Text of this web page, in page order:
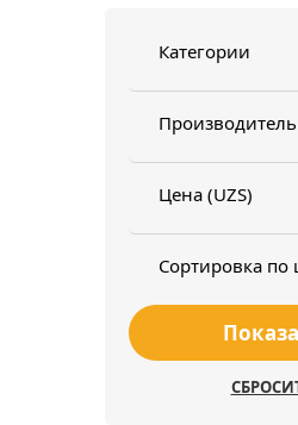
Категории
Производитель
Цена (UZS)
Сортировка по